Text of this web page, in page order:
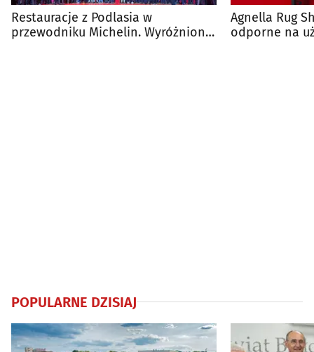
Restauracje z Podlasia w
przewodniku Michelin. Wyróżniono
Agnella Rug
odporne na
POPULARNE DZISIAJ